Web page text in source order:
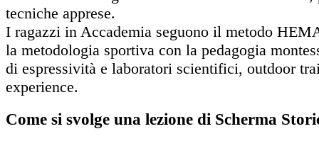
tecniche apprese.
I ragazzi in Accademia seguono il metodo
la metodologia sportiva con la pedagogia
di espressività e laboratori scientifici, outdoor
experience.
Come si svolge una lezione di Scherma